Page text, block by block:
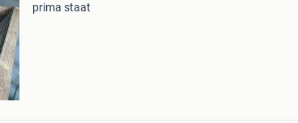
prima staat